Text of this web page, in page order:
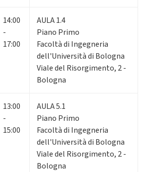
14:00
-
17:00
AULA 1.4
Piano Primo
Facoltà di Ingegneria
dell'Università di Bologna
Viale del Risorgimento, 2 -
Bologna
13:00
-
15:00
AULA 5.1
Piano Primo
Facoltà di Ingegneria
dell'Università di Bologna
Viale del Risorgimento, 2 -
Bologna